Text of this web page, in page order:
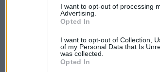
I want to opt-out of processing
Advertising.
Opted In
I want to opt-out of Collection,
of my Personal Data that Is
was collected.
Opted In
Últimas noticias
España impone controles a los viajeros
Italia rechaza el ultimátum del Gobierno y
España hasta el 15 de agosto: "No